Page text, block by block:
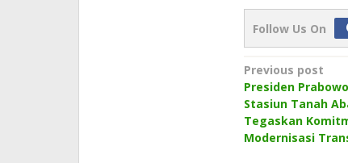
Follow Us On
Post
Previous post
Presiden
Stasiun Tanah
Tegaskan
Modernisasi